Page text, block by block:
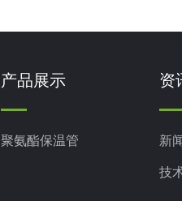
产品展示
聚氨酯保温管
资
新
技